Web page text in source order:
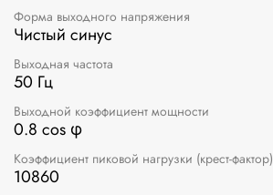
Форма выходного напряжения
Чистый синус
Выходная частота
50 Гц
Выходной коэффициент мощности
0.8 cos φ
Коэффициент пиковой нагрузки (крест-фактор)
10860